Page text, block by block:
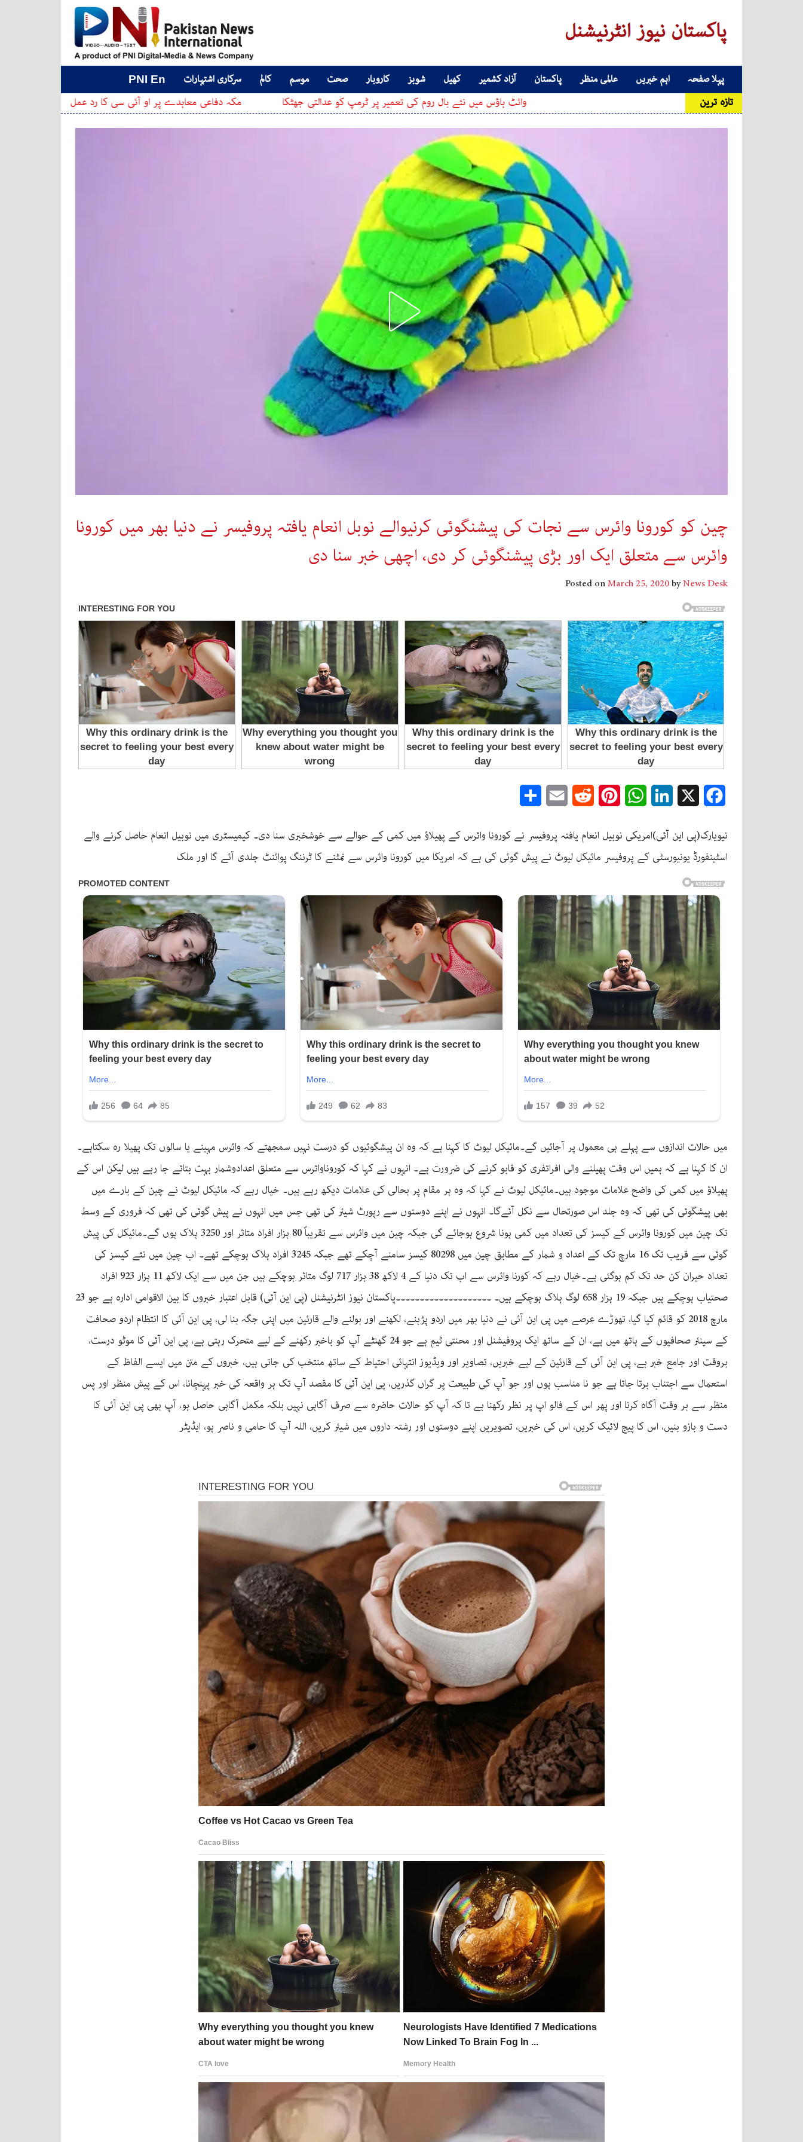
Main Navigationپہلا صفحہ اہم خبریں عالمی منظر پاکستان آزاد کشمیر کھیل شوبز کاروبار صحت موسم کالم سرکاری اشتہارات PNI En
تازہ ترین مکہ دفاعی معاہدے پر او آئی سی کا رد عمل وائٹ ہاؤس میں نئے بال روم کی تعمیر پر ٹرمپ کو عدالتی جھٹکا
چین کو کورونا وائرس سے نجات کی پیشنگوئی کرنیوالے نوبل انعام یافتہ پروفیسر نے دنیا بھر میں کورونا
وائرس سے متعلق ایک اور بڑی پیشنگوئی کر دی، اچھی خبر سنا دی
Posted onMarch 25, 2020byNews Desk
Facebook
LinkedIn
WhatsApp
Pinterest
Reddit
Email
نیویارک(پی این آئی)امریکی نوبیل انعام یافتہ پروفیسر نے کورونا وائرس کے پھیلاؤ میں کمی کے حوالے سے خوشخبری سنا دی۔ کیمیسٹری میں نوبیل انعام حاصل کرنے والے
اسٹینفورڈ یونیورسٹی کے پروفیسر مائیکل لیوٹ نے پیش گوئی کی ہے کہ امریکا میں کورونا وائرس سے نمٹنے کا ٹرننگ پوائنٹ جلدی آئے گا اور ملک
میں حالات اندازوں سے پہلے ہی معمول پر آجائیں گے۔مائیکل لیوٹ کا کہنا ہے کہ وہ ان پیشگوئیوں کو درست نہیں سمجھتے کہ وائرس مہینے یا سالوں تک پھیلا رہ سکتاہے۔
ان کا کہنا ہے کہ ہمیں اس وقت پھیلنے والی افراتفری کو قابو کرنے کی ضرورت ہے۔ انہوں نے کہا کہ کوروناوائرس سے متعلق اعدادوشمار بہت بتائے جا رہے ہیں لیکن اس کے
پھیلاؤ میں کمی کی واضح علامات موجود ہیں۔مائیکل لیوٹ نے کہا کہ وہ ہر مقام پر بحالی کی علامات دیکھ رہے ہیں۔ خیال رہے کہ مائیکل لیوٹ نے چین کے بارے میں
بھی پیشگوئی کی تھی کہ وہ جلد اس صورتحال سے نکل آئےگا۔ انہوں نے اپنے دوستوں سے رپورٹ شیئر کی تھی جس میں انہوں نے پیش گوئی کی تھی کہ فروری کے وسط
تک چین میں کورونا وائرس کے کیسز کی تعداد میں کمی ہونا شروع ہوجائے گی جبکہ چین میں وائرس سے تقریباً 80 ہزار افراد متاثر اور 3250 ہلاک ہوں گے۔مائیکل کی پیش
گوئی سے قریب تک 16 مارچ تک کے اعداد و شمار کے مطابق چین میں 80298 کیسز سامنے آچکے تھے جبکہ 3245 افراد ہلاک ہوچکے تھے۔ اب چین میں نئے کیسز کی
تعداد حیران کن حد تک کم ہوگئی ہے۔خیال رہے کہ کورنا وائرس سے اب تک دنیا کے 4 لاکھ 38 ہزار 717 لوگ متاثر ہوچکے ہیں جن میں سے ایک لاکھ 11 ہزار 923 افراد
صحتیاب ہوچکے ہیں جبکہ 19 ہزار 658 لوگ ہلاک ہوچکے ہیں۔ ۔۔۔۔۔۔۔۔۔۔۔۔۔۔۔۔۔۔۔۔پاکستان نیوز انٹرنیشنل (پی این آئی) قابل اعتبار خبروں کا بین الاقوامی ادارہ ہے جو 23
مارچ 2018 کو قائم کیا گیا، تھوڑے عرصے میں پی این آئی نے دنیا بھر میں اردو پڑہنے، لکھنے اور بولنے والے قارئین میں اپنی جگہ بنا لی، پی این آئی کا انتظام اردو صحافت
کے سینئر صحافیوں کے ہاتھ میں ہے، ان کے ساتھ ایک پروفیشنل اور محنتی ٹیم ہے جو 24 گھنٹے آپ کو باخبر رکھنے کے لیے متحرک رہتی ہے، پی این آئی کا موٹو درست،
بروقت اور جامع خبر ہے، پی این آئی کے قارئین کے لیے خبریں، تصاویر اور ویڈیوز انتہائی احتیاط کے ساتھ منتخب کی جاتی ہیں، خبروں کے متن میں ایسے الفاظ کے
استعمال سے اجتناب برتا جاتا ہے جو نا مناسب ہوں اور جو آپ کی طبیعت پر گراں گذریں، پی این آئی کا مقصد آپ تک ہر واقعہ کی خبر پہنچانا، اس کے پیش منظر اور پس
منظر سے بر وقت آگاہ کرنا اور پھر اس کے فالو اپ پر نظر رکھنا ہے تا کہ آپ کو حالات حاضرہ سے صرف آگاہی نہیں بلکہ مکمل آگاہی حاصل ہو، آپ بھی پی این آئی کا
دست و بازو بنیں، اس کا پیج لائیک کریں، اس کی خبریں، تصویریں اپنے دوستوں اور رشتہ داروں میں شیئر کریں، اللہ آپ کا حامی و ناصر ہو، ایڈیٹر